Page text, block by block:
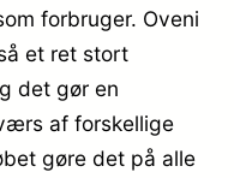
forbruger. Oveni
et ret stort
det gør en
af forskellige
gøre det på alle